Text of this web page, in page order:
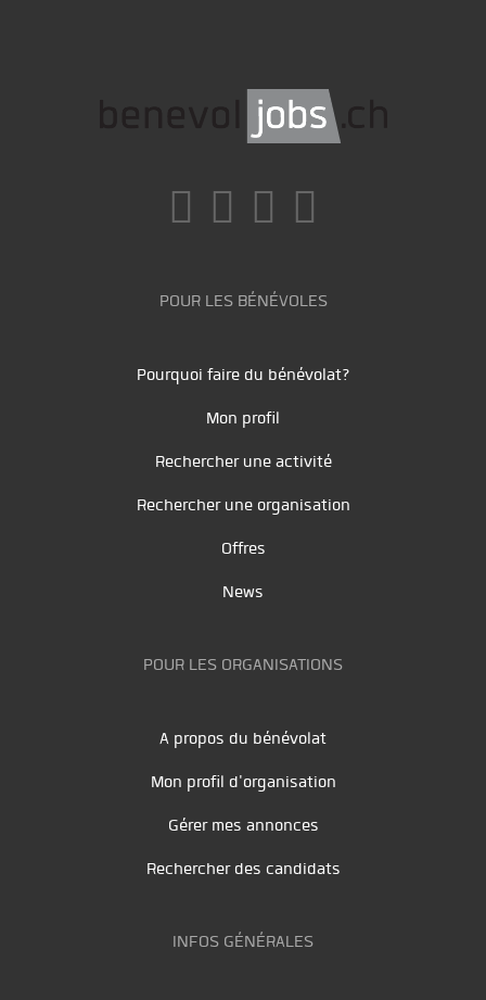
POUR LES BÉNÉVOLES
Pourquoi faire du bénévolat?
Mon profil
Rechercher une activité
Rechercher une organisation
Offres
News
POUR LES ORGANISATIONS
A propos du bénévolat
Mon profil d'organisation
Gérer mes annonces
Rechercher des candidats
INFOS GÉNÉRALES